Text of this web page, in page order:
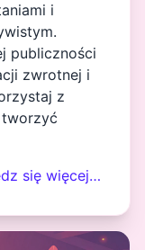
i
publiczności
zwrotnej i
z
tworzyć
się więcej…